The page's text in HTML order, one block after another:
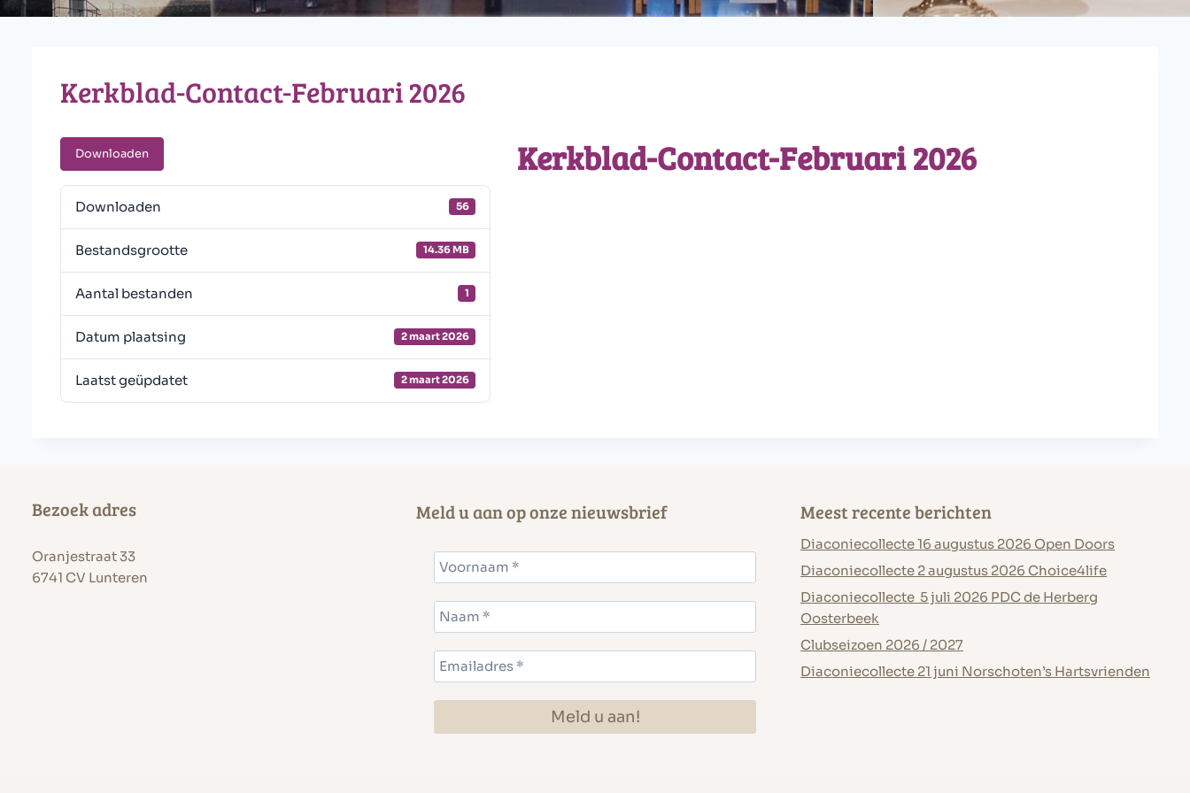
Kerkblad-Contact-Februari 2026
Downloaden
Downloaden 56
Bestandsgrootte 14.36 MB
Aantal bestanden 1
Datum plaatsing 2 maart 2026
Laatst geüpdatet 2 maart 2026
Kerkblad-Contact-Februari 2026
Bezoek adres
Oranjestraat 33
6741 CV Lunteren
Meld u aan op onze nieuwsbrief Meest recente berichten
Diaconiecollecte 16 augustus 2026 Open Doors
Diaconiecollecte 2 augustus 2026 Choice4life
Diaconiecollecte 5 juli 2026 PDC de Herberg
Oosterbeek
Clubseizoen 2026 / 2027
Diaconiecollecte 21 juni Norschoten’s Hartsvrienden